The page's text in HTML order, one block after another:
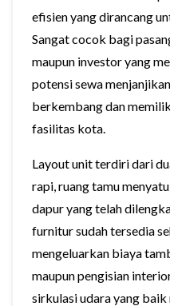
efisien yang dirancang
Sangat cocok bagi
maupun investor yang
potensi sewa
berkembang dan
fasilitas kota.
Layout unit terdiri dari
rapi, ruang tamu
dapur yang telah
furnitur sudah tersedia
mengeluarkan biaya
maupun pengisian
sirkulasi udara yang